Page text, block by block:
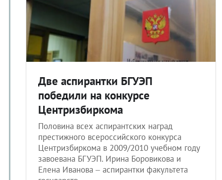
Две аспирантки БГУЭП
победили на конкурсе
Центризбиркома
Половина всех аспирантских наград
престижного всероссийского конкурса
Центризбиркома в 2009/2010 учебном году
завоевана БГУЭП. Ирина Боровикова и
Елена Иванова – аспирантки факультета